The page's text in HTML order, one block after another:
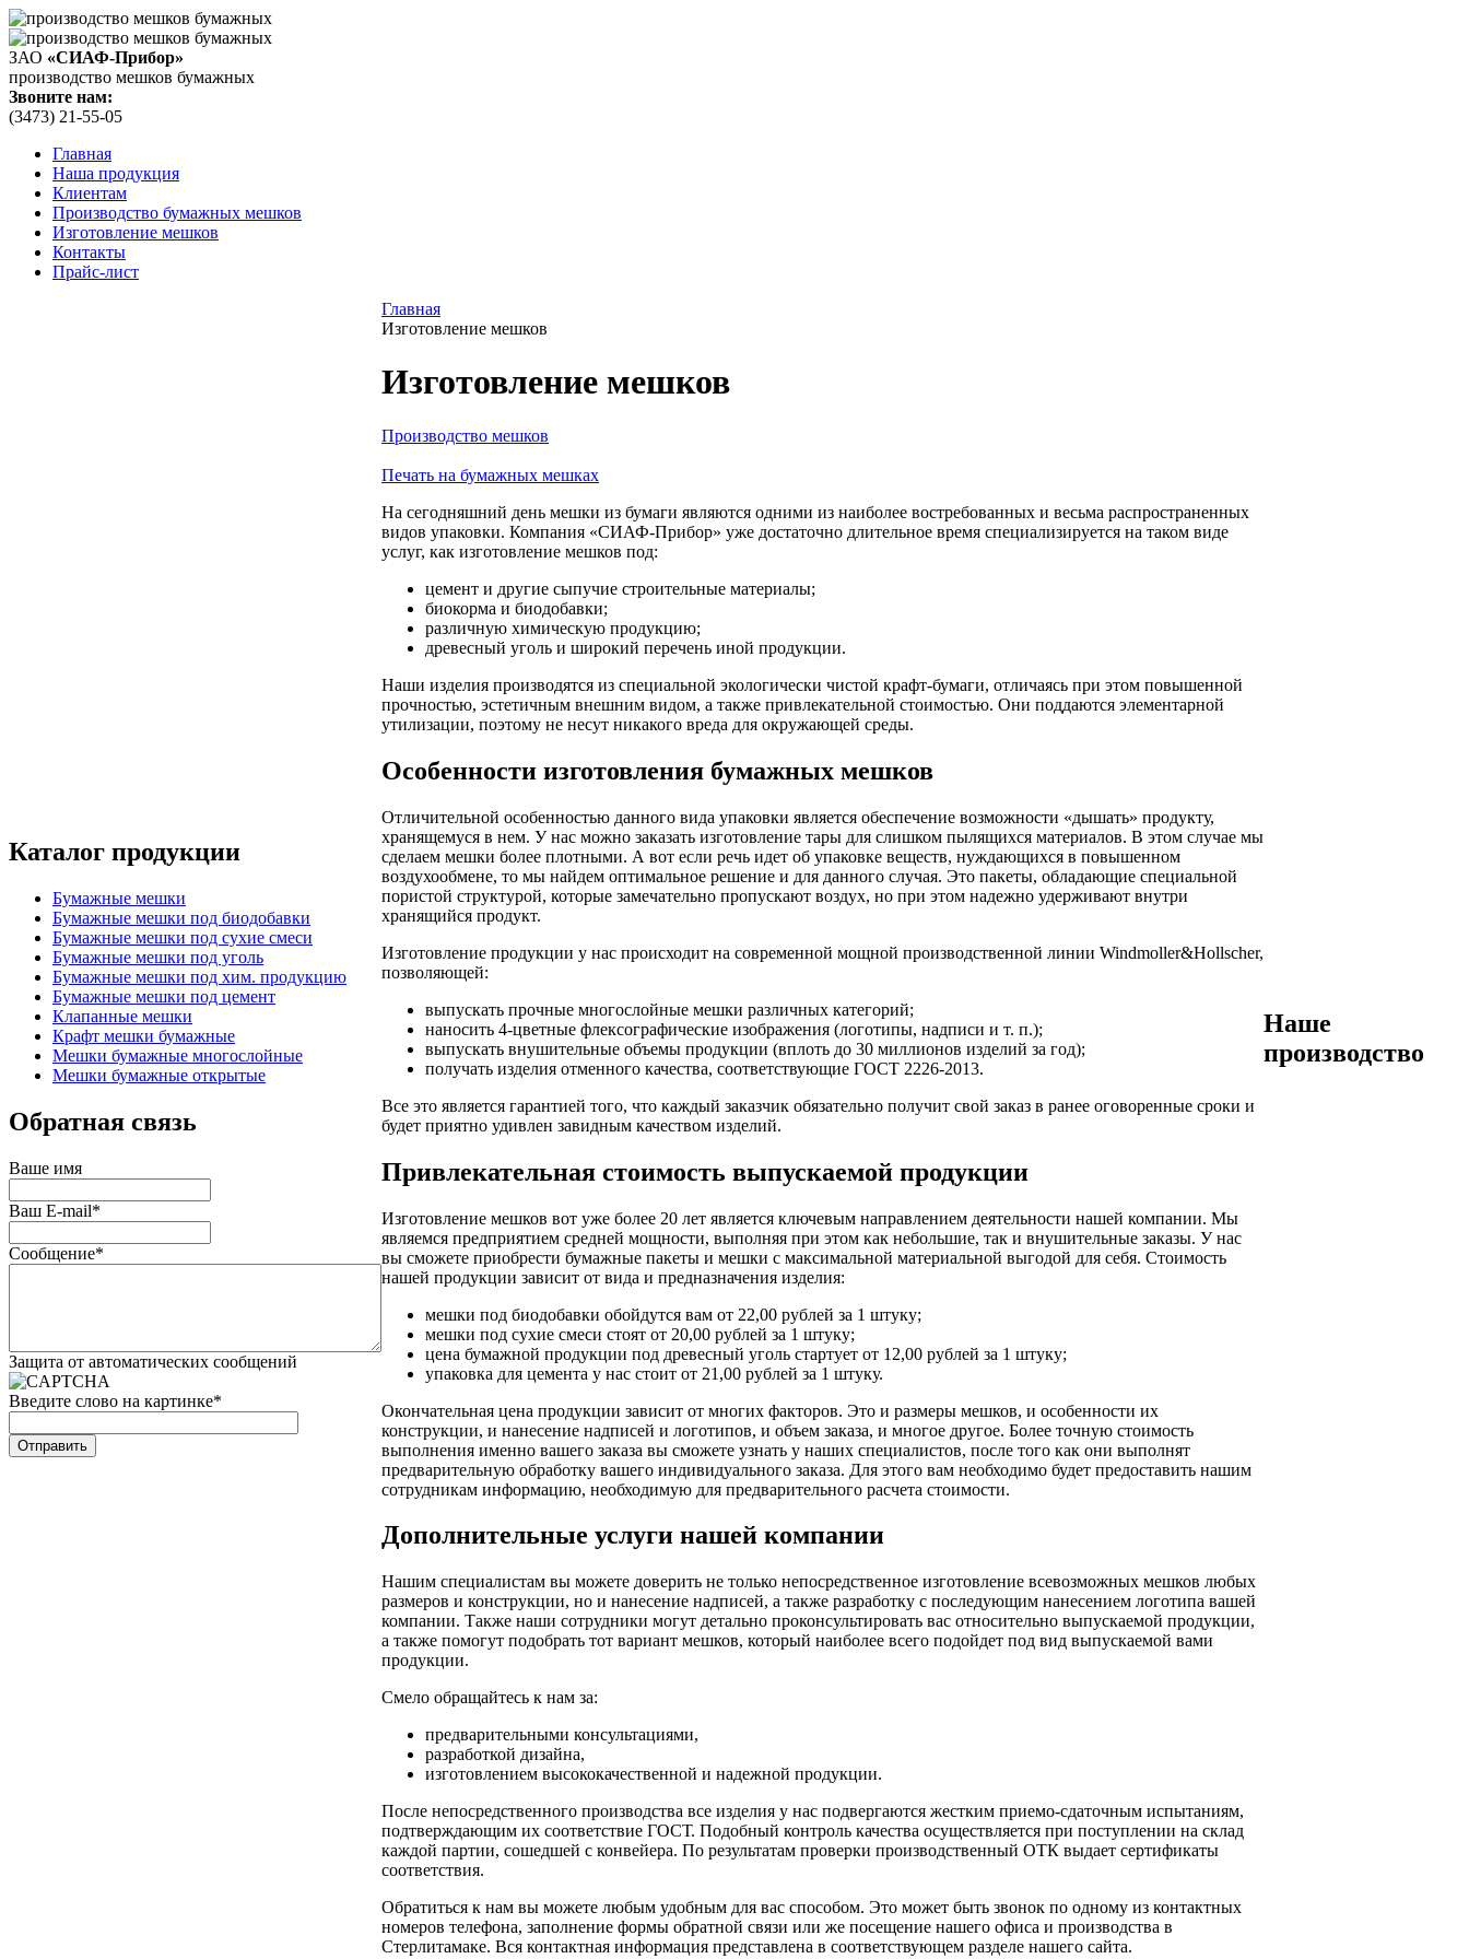
ЗАО «СИАФ-Прибор»
производство мешков бумажных
Звоните нам:
(3473) 21-55-05
Главная
Наша продукция
Клиентам
Производство бумажных мешков
Изготовление мешков
Контакты
Прайс-лист
Каталог продукции
Бумажные мешки
Бумажные мешки под биодобавки
Бумажные мешки под сухие смеси
Бумажные мешки под уголь
Бумажные мешки под хим. продукцию
Бумажные мешки под цемент
Клапанные мешки
Крафт мешки бумажные
Мешки бумажные многослойные
Мешки бумажные открытые
Обратная связь
Ваше имя
Ваш E-mail*
Сообщение*
Защита от автоматических сообщений
Введите слово на картинке*
Главная
Изготовление мешков
Изготовление мешков
Производство мешков
Печать на бумажных мешках
На сегодняшний день мешки из бумаги являются одними из наиболее востребованных и весьма распространенных
видов упаковки. Компания «СИАФ-Прибор» уже достаточно длительное время специализируется на таком виде
услуг, как изготовление мешков под:
цемент и другие сыпучие строительные материалы;
биокорма и биодобавки;
различную химическую продукцию;
древесный уголь и широкий перечень иной продукции.
Наши изделия производятся из специальной экологически чистой крафт-бумаги, отличаясь при этом повышенной
прочностью, эстетичным внешним видом, а также привлекательной стоимостью. Они поддаются элементарной
утилизации, поэтому не несут никакого вреда для окружающей среды.
Особенности изготовления бумажных мешков
Отличительной особенностью данного вида упаковки является обеспечение возможности «дышать» продукту,
хранящемуся в нем. У нас можно заказать изготовление тары для слишком пылящихся материалов. В этом случае мы
сделаем мешки более плотными. А вот если речь идет об упаковке веществ, нуждающихся в повышенном
воздухообмене, то мы найдем оптимальное решение и для данного случая. Это пакеты, обладающие специальной
пористой структурой, которые замечательно пропускают воздух, но при этом надежно удерживают внутри
хранящийся продукт.
Изготовление продукции у нас происходит на современной мощной производственной линии Windmoller&Hollscher,
позволяющей:
выпускать прочные многослойные мешки различных категорий;
наносить 4-цветные флексографические изображения (логотипы, надписи и т. п.);
выпускать внушительные объемы продукции (вплоть до 30 миллионов изделий за год);
получать изделия отменного качества, соответствующие ГОСТ 2226-2013.
Все это является гарантией того, что каждый заказчик обязательно получит свой заказ в ранее оговоренные сроки и
будет приятно удивлен завидным качеством изделий.
Привлекательная стоимость выпускаемой продукции
Изготовление мешков вот уже более 20 лет является ключевым направлением деятельности нашей компании. Мы
являемся предприятием средней мощности, выполняя при этом как небольшие, так и внушительные заказы. У нас
вы сможете приобрести бумажные пакеты и мешки с максимальной материальной выгодой для себя. Стоимость
нашей продукции зависит от вида и предназначения изделия:
мешки под биодобавки обойдутся вам от 22,00 рублей за 1 штуку;
мешки под сухие смеси стоят от 20,00 рублей за 1 штуку;
цена бумажной продукции под древесный уголь стартует от 12,00 рублей за 1 штуку;
упаковка для цемента у нас стоит от 21,00 рублей за 1 штуку.
Окончательная цена продукции зависит от многих факторов. Это и размеры мешков, и особенности их
конструкции, и нанесение надписей и логотипов, и объем заказа, и многое другое. Более точную стоимость
выполнения именно вашего заказа вы сможете узнать у наших специалистов, после того как они выполнят
предварительную обработку вашего индивидуального заказа. Для этого вам необходимо будет предоставить нашим
сотрудникам информацию, необходимую для предварительного расчета стоимости.
Дополнительные услуги нашей компании
Нашим специалистам вы можете доверить не только непосредственное изготовление всевозможных мешков любых
размеров и конструкции, но и нанесение надписей, а также разработку с последующим нанесением логотипа вашей
компании. Также наши сотрудники могут детально проконсультировать вас относительно выпускаемой продукции,
а также помогут подобрать тот вариант мешков, который наиболее всего подойдет под вид выпускаемой вами
продукции.
Смело обращайтесь к нам за:
предварительными консультациями,
разработкой дизайна,
изготовлением высококачественной и надежной продукции.
После непосредственного производства все изделия у нас подвергаются жестким приемо-сдаточным испытаниям,
подтверждающим их соответствие ГОСТ. Подобный контроль качества осуществляется при поступлении на склад
каждой партии, сошедшей с конвейера. По результатам проверки производственный ОТК выдает сертификаты
соответствия.
Обратиться к нам вы можете любым удобным для вас способом. Это может быть звонок по одному из контактных
номеров телефона, заполнение формы обратной связи или же посещение нашего офиса и производства в
Стерлитамаке. Вся контактная информация представлена в соответствующем разделе нашего сайта.
Наше
производство